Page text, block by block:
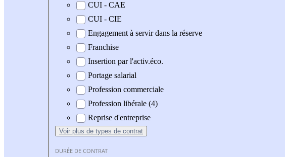
CUI - CAE
CUI - CIE
Engagement à servir dans la réserve
Franchise
Insertion par l'activ.éco.
Portage salarial
Profession commerciale
Profession libérale (4)
Reprise d'entreprise
Voir plus de types de contrat
DURÉE DE CONTRAT